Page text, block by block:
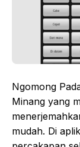
Ngomong
Minang yang
mudah. Di